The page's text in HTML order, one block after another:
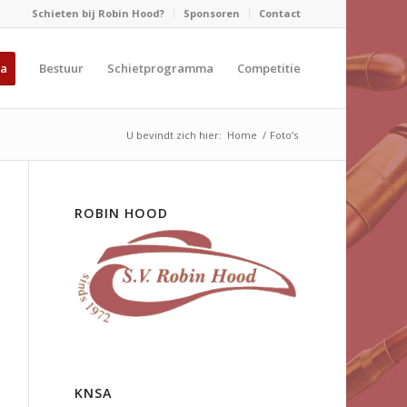
Schieten bij Robin Hood? Sponsoren Contact
Bestuur Schietprogramma Competitie
U bevindt zich hier: Home / Foto’s
ROBIN HOOD
KNSA